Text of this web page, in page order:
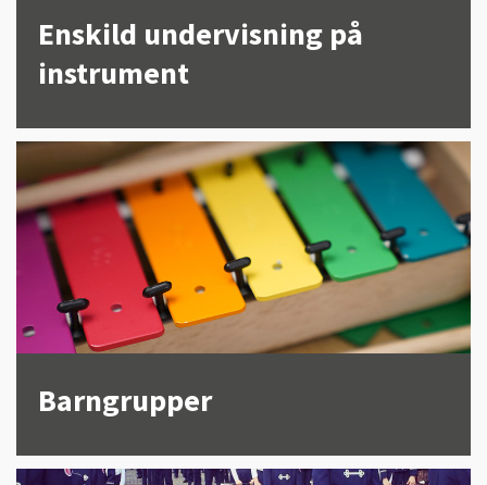
Enskild undervisning på
instrument
Barngrupper